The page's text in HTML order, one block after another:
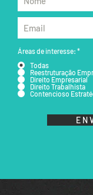
Áreas de interesse: *
Todas
Reestruturação
Direito Empresarial
Direito Trabalhista
Contencioso
E N